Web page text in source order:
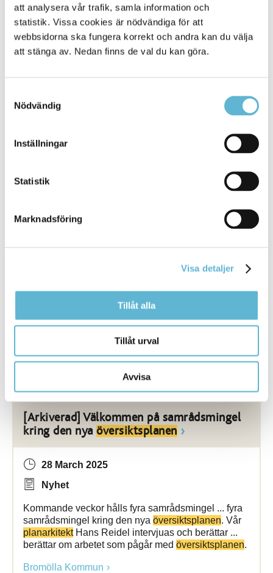
att analysera vår trafik, samla information och
statistik. Vissa cookies är nödvändiga för att
webbsidorna ska fungera korrekt och andra kan du välja
att stänga av. Nedan finns de val du kan göra.
Nödvändig
Inställningar
Statistik
Marknadsföring
Visa detaljer
Tillåt alla
Tillåt urval
Avvisa
28 April 2025
Nyhet
längre ... de som är socialt isolerade och som har
svårt attta
sig ut från sina lägenheten. Det kan också
Bromölla Kommun
sammanställning av 2024 års arbete
Representanter från kommun, räddningstjänst och
på föräldramöten, näringslivsträffar
jobbat med atttafram rutiner och beslutsprocesser
Bromölla Kommun
[Arkiverad] Välkommen på samrådsmingel
kring den nya översiktsplanen
28 March 2025
Nyhet
Kommande veckor hålls fyra samrådsmingel ... fyra
samrådsmingel kring den nya översiktsplanen. Vår
planarkitektHans Reidel intervjuas och berättar ...
berättar om arbetet som pågår med översiktsplanen.
Bromölla Kommun